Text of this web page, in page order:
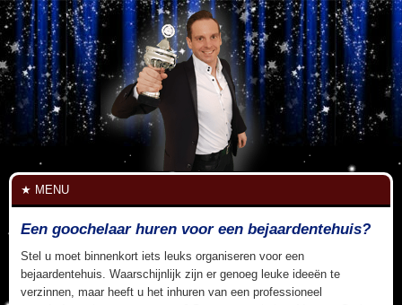
MENU
Een goochelaar huren voor een bejaardentehuis?
Stel u moet binnenkort iets leuks organiseren voor een
bejaardentehuis. Waarschijnlijk zijn er genoeg leuke ideeën te
verzinnen, maar heeft u het inhuren van een professioneel